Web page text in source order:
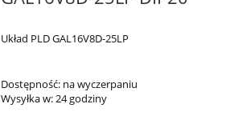
Układ PLD GAL16V8D-25LP
Dostępność: na wyczerpaniu
Wysyłka w:24 godziny